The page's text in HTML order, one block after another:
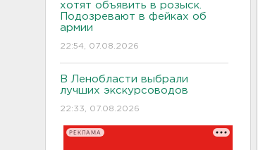
хотят объявить в розыск.
Подозревают в фейках об
армии
22:54, 07.08.2026
В Ленобласти выбрали
лучших экскурсоводов
22:33, 07.08.2026
РЕКЛАМА